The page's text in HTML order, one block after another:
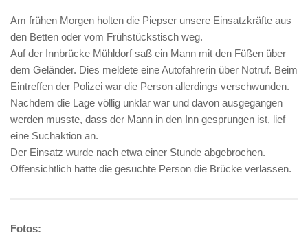
Am frühen Morgen holten die Piepser unsere Einsatzkräfte aus
den Betten oder vom Frühstückstisch weg.
Auf der Innbrücke Mühldorf saß ein Mann mit den Füßen über
dem Geländer. Dies meldete eine Autofahrerin über Notruf. Beim
Eintreffen der Polizei war die Person allerdings verschwunden.
Nachdem die Lage völlig unklar war und davon ausgegangen
werden musste, dass der Mann in den Inn gesprungen ist, lief
eine Suchaktion an.
Der Einsatz wurde nach etwa einer Stunde abgebrochen.
Offensichtlich hatte die gesuchte Person die Brücke verlassen.
Fotos: